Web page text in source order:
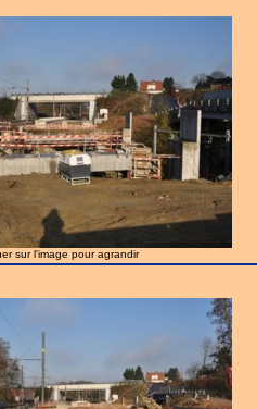
sur l'image pour agrandir